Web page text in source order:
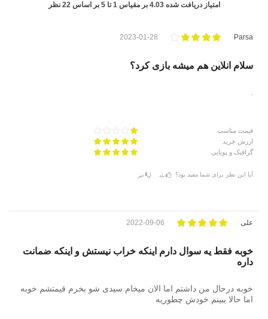
امتیاز دریافت شده4.03 بر مقیاس1تا5 بر اساس22 نظر
Parsa
2023-01-28
سلام انلاین هم میشه بازی کرد؟
.
قیمت مناسب
ارزش خرید
گرافیک و پویایی
آیا این نظر برای شما مفید بود؟ بله خیر
علی 2022-09-06
خوبه فقط یه سوال دارم اینکه خراب نیستش و اینکه ضمانت
داره
خوبه درحال من داشتم اما الان میخام سیدی شو بخرم قیمتشم خوبه
اما حالا ببینم خودش چطوریه